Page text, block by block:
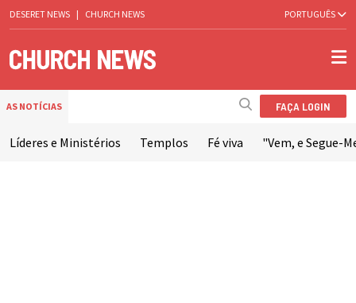
DESERET NEWS | CHURCH NEWS PORTUGUÊS
AS NOTÍCIAS FAÇA LOGIN
Líderes e Ministérios Templos Fé viva "Vem, e Segue-